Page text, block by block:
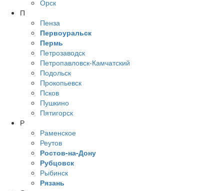
Орск
П
Пенза
Первоуральск
Пермь
Петрозаводск
Петропавловск-Камчатский
Подольск
Прокопьевск
Псков
Пушкино
Пятигорск
Р
Раменское
Реутов
Ростов-на-Дону
Рубцовск
Рыбинск
Рязань